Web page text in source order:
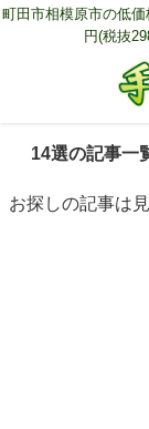
町田市相模原市の低
円(税抜
14選の記事一
お探しの記事は